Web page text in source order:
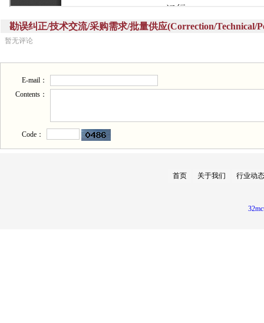
勘误纠正/技术交流/采购需求/批量供应(Correction/Technical/
暂无评论
E-mail：
Contents：
Code：
首页 关于我们 行业动态